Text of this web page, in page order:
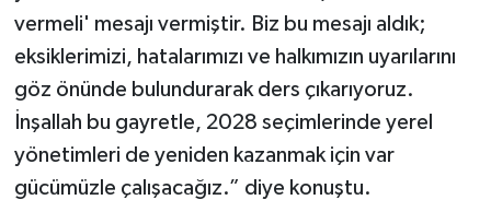
vermeli' mesajı vermiştir. Biz bu mesajı aldık;
eksiklerimizi, hatalarımızı ve halkımızın uyarılarını
göz önünde bulundurarak ders çıkarıyoruz.
İnşallah bu gayretle, 2028 seçimlerinde yerel
yönetimleri de yeniden kazanmak için var
gücümüzle çalışacağız.” diye konuştu.